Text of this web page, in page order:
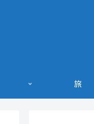
旅